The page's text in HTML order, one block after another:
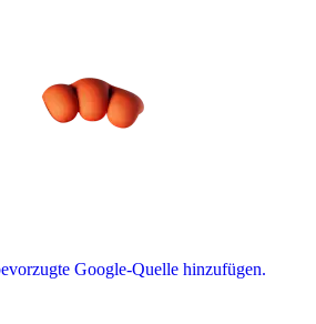
Google-Quelle hinzufügen.